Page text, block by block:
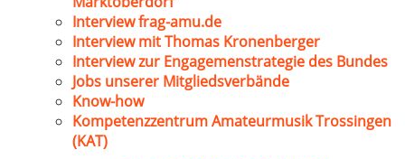
Interview frag-amu.de
Interview mit Thomas Kronenberger
Interview zur Engagemenstrategie des Bundes
Jobs unserer Mitgliedsverbände
Know-how
Kompetenzzentrum Amateurmusik Trossingen
(KAT)